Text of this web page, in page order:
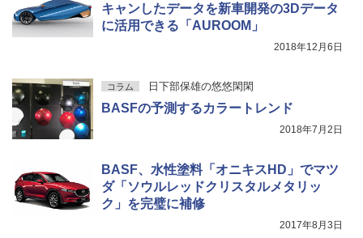
キャンしたデータを新車開発の3Dデータ
に活用できる「AUROOM」
2018年12月6日
コラム 日下部保雄の悠悠閑閑
BASFの予測するカラートレンド
2018年7月2日
BASF、水性塗料「オニキスHD」でマツ
ダ「ソウルレッドクリスタルメタリッ
ク」を完璧に補修
2017年8月3日